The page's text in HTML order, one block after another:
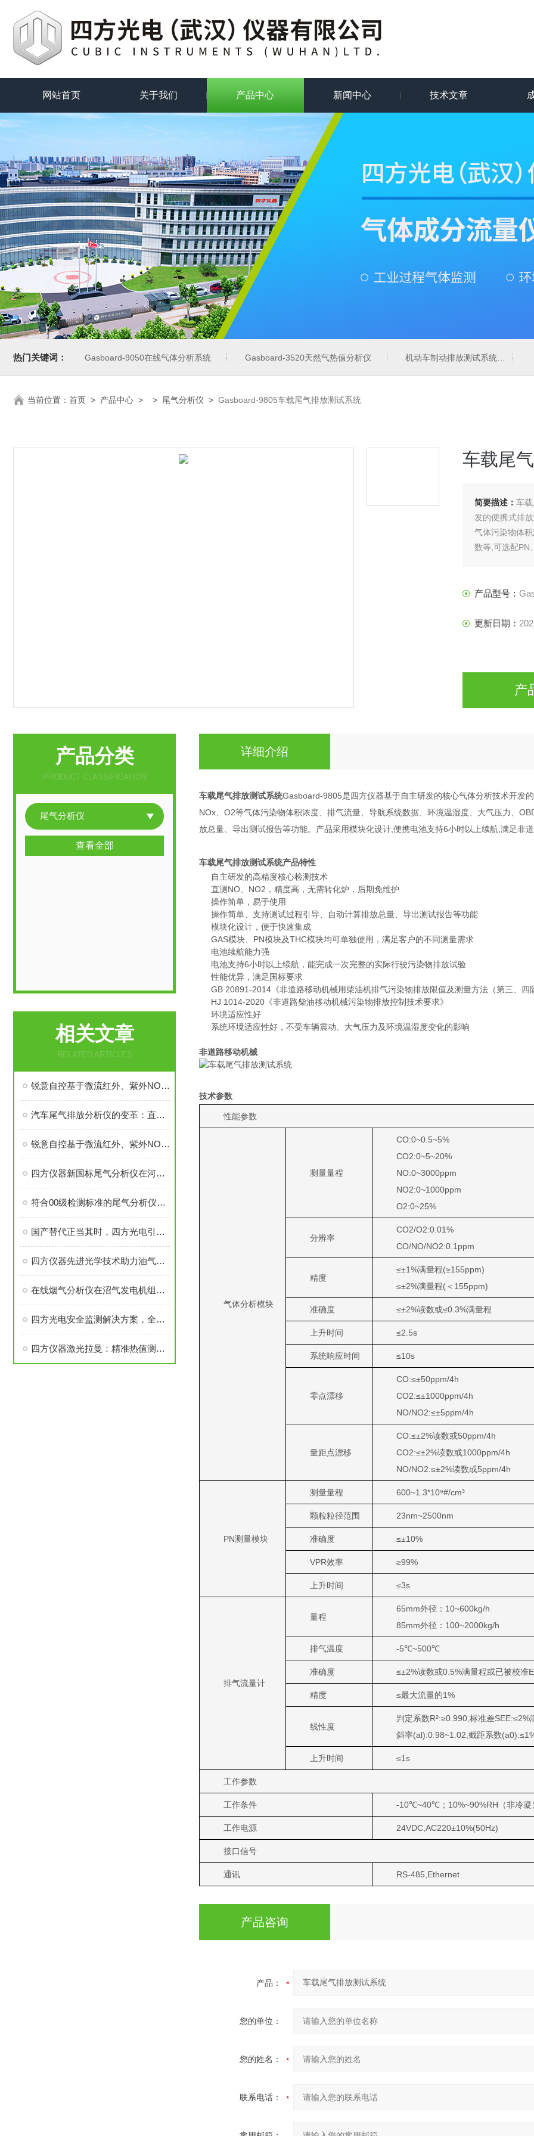
网站首页 关于我们 产品中心 新闻中心 技术文章
热门关键词： Gasboard-9050在线气体分析系统 Gasboard-3520天然气热值分析仪 机动车制动排放测试系统
当前位置： 首页 > 产品中心 > > 尾气分析仪 > Gasboard-9805车载尾气排放测试系统
车载尾
简要描述：车
发的便携式排
气体污染物体
数等,可选配PN
产品型号：
更新日期：
产
产品分类
PRODUCT CLASSIFICATION
尾气分析仪
查看全部
相关文章
RELATED ARTICLES
锐意自控基于微流红外、紫外NOX传感器、汽车尾气分析仪通过多省计量认证
汽车尾气排放分析仪的变革：直测法替换转化炉法
锐意自控基于微流红外、紫外NOX传感器的汽车尾气分析仪通过多省计量认证
四方仪器新国标尾气分析仪在河南省批量投入市场
符合00级检测标准的尾气分析仪如何应对“国六”标准？
国产替代正当其时，四方光电引领柴油发动机氮氧传感器技术突破
四方仪器先进光学技术助力油气行业甲烷排放高精度监测
在线烟气分析仪在沼气发电机组尾气排放监测中的应用
四方光电安全监测解决方案，全力守护城市生命线
四方仪器激光拉曼：精准热值测量助力收益显著提升
详细介绍
车载尾气排放测试系统Gasboard-9805是四方仪器基于自主研发的核心气体分析技术开发
NOx、O2等气体污染物体积浓度、排气流量、导航系统数据、环境温湿度、大气压力、
放总量、导出测试报告等功能。产品采用模块化设计,便携电池支持6小时以上续航,满足非
车载尾气排放测试系统产品特性
自主研发的高精度核心检测技术
直测NO、NO2，精度高，无需转化炉，后期免维护
操作简单，易于使用
操作简单、支持测试过程引导、自动计算排放总量、导出测试报告等功能
模块化设计，便于快速集成
GAS模块、PN模块及THC模块均可单独使用，满足客户的不同测量需求
电池续航能力强
电池支持6小时以上续航，能完成一次完整的实际行驶污染物排放试验
性能优异，满足国标要求
GB 20891-2014《非道路移动机械用柴油机排气污染物排放限值及测量方法（第三、四
HJ 1014-2020《非道路柴油移动机械污染物排放控制技术要求》
环境适应性好
系统环境适应性好，不受车辆震动、大气压力及环境温湿度变化的影响
非道路移动机械
技术参数
性能参数
气体分析模块
测量量程
CO:0~0.5~5%
CO2:0~5~20%
NO:0~3000ppm
NO2:0~1000ppm
O2:0~25%
分辨率
CO2/O2:0.01%
CO/NO/NO2:0.1ppm
精度
≤±1%满量程(≥155ppm)
≤±2%满量程(＜155ppm)
准确度 ≤±2%读数或≤0.3%满量程
上升时间 ≤2.5s
系统响应时间 ≤10s
零点漂移
CO:≤±50ppm/4h
CO2:≤±1000ppm/4h
NO/NO2:≤±5ppm/4h
量距点漂移
CO:≤±2%读数或50ppm/4h
CO2:≤±2%读数或1000ppm/4h
NO/NO2:≤±2%读数或5ppm/4h
PN测量模块
测量量程 600~1.3*10⁹#/cm³
颗粒粒径范围 23nm~2500nm
准确度 ≤±10%
VPR效率 ≥99%
上升时间 ≤3s
排气流量计
量程
65mm外径：10~600kg/h
85mm外径：100~2000kg/h
排气温度 -5℃~500℃
准确度 ≤±2%读数或0.5%满量程或已被校准
精度 ≤最大流量的1%
线性度
判定系数R²:≥0.990,标准差SEE:≤2%
斜率(al):0.98~1.02,截距系数
上升时间 ≤1s
工作参数
工作条件 -10℃~40℃；10%~90%RH（非冷凝
工作电源 24VDC,AC220±10%(50Hz)
接口信号
通讯 RS-485,Ethernet
产品咨询
产品：
您的单位：
您的姓名：
联系电话：